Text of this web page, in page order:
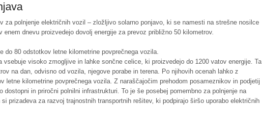
za polnjenje električnih vozil – zložljivo solarno ponjavo, ki se namesti na strešne nosilce
dnevu proizvedejo dovolj energije za prevoz približno 50 kilometrov.
do 80 odstotkov letne kilometrine povprečnega vozila.
vsebuje visoko zmogljive in lahke sončne celice, ki proizvedejo do 1200 vatov energije. Ta
na dan, odvisno od vozila, njegove porabe in terena. Po njihovih ocenah lahko z
letne kilometrine povprečnega vozila. Z naraščajočim prehodom posameznikov in podjetij
dostopni in priročni polnilni infrastrukturi. To je še posebej pomembno za polnjenje na
prizadeva za razvoj trajnostnih transportnih rešitev, ki podpirajo širšo uporabo električnih